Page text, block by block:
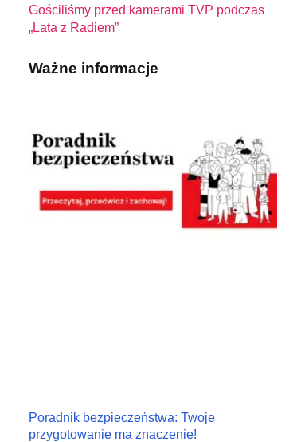
Gościliśmy przed kamerami TVP podczas
„Lata z Radiem”
Ważne informacje
Poradnik bezpieczeństwa: Twoje
przygotowanie ma znaczenie!